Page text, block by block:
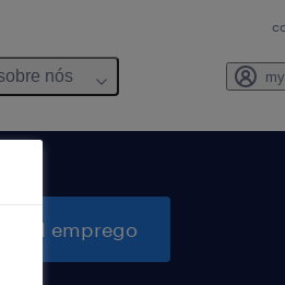
nós
1 emprego